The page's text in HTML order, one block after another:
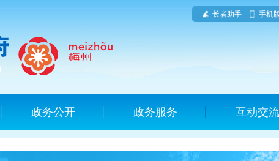
长者助手 手机
政务公开 政务服务 互动交流